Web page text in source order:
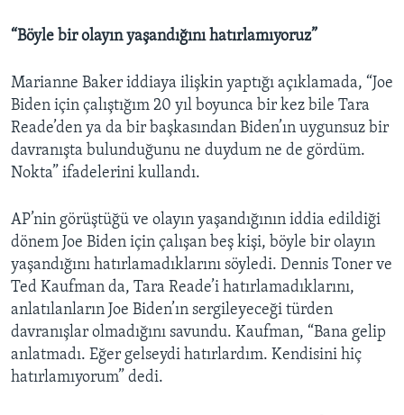
“Böyle bir olayın yaşandığını hatırlamıyoruz”
Marianne Baker iddiaya ilişkin yaptığı açıklamada, “Joe
Biden için çalıştığım 20 yıl boyunca bir kez bile Tara
Reade’den ya da bir başkasından Biden’ın uygunsuz bir
davranışta bulunduğunu ne duydum ne de gördüm.
Nokta” ifadelerini kullandı.
AP’nin görüştüğü ve olayın yaşandığının iddia edildiği
dönem Joe Biden için çalışan beş kişi, böyle bir olayın
yaşandığını hatırlamadıklarını söyledi. Dennis Toner ve
Ted Kaufman da, Tara Reade’i hatırlamadıklarını,
anlatılanların Joe Biden’ın sergileyeceği türden
davranışlar olmadığını savundu. Kaufman, “Bana gelip
anlatmadı. Eğer gelseydi hatırlardım. Kendisini hiç
hatırlamıyorum” dedi.